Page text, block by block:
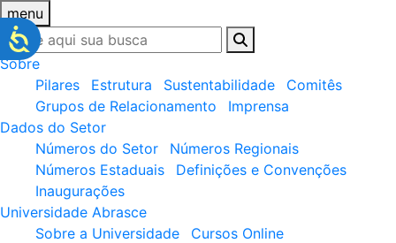
menu
Sobre
Pilares
Estrutura Sustentabilidade
Comitês
Grupos de Relacionamento
Imprensa
Dados do Setor
Números do Setor
Números Regionais
Números Estaduais
Definições e Convenções
Inaugurações
Universidade Abrasce
Sobre a Universidade
Cursos Online